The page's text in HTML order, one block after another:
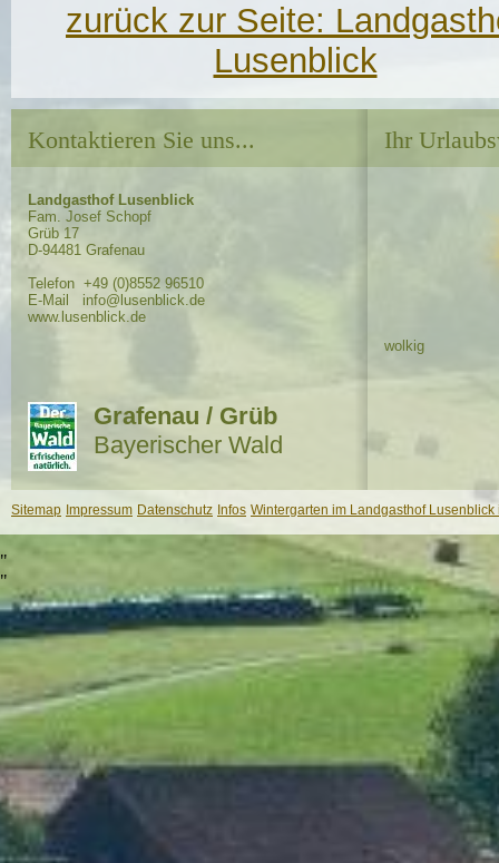
zurück zur Seite:
Lusenblick
Kontaktieren Sie uns...
Landgasthof Lusenblick
Fam. Josef Schopf
Grüb 17
D-94481 Grafenau
Telefon +49 (0)8552 96510
E-Mail info@lusenblick.de
www.lusenblick.de
Grafenau / Grüb
Bayerischer Wald
Ihr
wolkig
Sitemap Impressum Datenschutz Infos Wintergarten im Landgasthof
"
"